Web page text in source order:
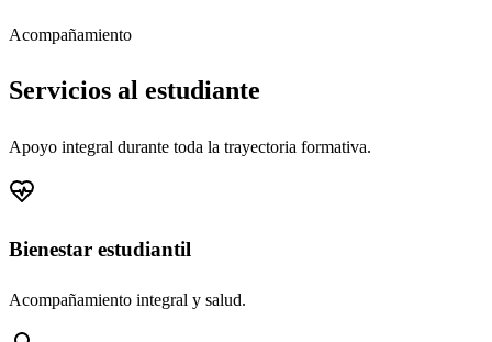
Acompañamiento
Servicios al estudiante
Apoyo integral durante toda la trayectoria formativa.
Bienestar estudiantil
Acompañamiento integral y salud.